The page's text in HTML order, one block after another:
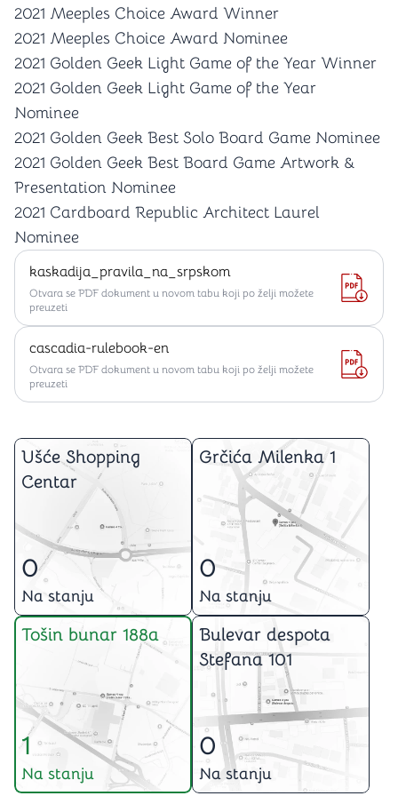
2021 Meeples Choice Award Winner
2021 Meeples Choice Award Nominee
2021 Golden Geek Light Game of the Year Winner
2021 Golden Geek Light Game of the Year
Nominee
2021 Golden Geek Best Solo Board Game Nominee
2021 Golden Geek Best Board Game Artwork &
Presentation Nominee
2021 Cardboard Republic Architect Laurel
Nominee
kaskadija_pravila_na_srpskom
Otvara se PDF dokument u novom tabu koji po želji možete
preuzeti
cascadia-rulebook-en
Otvara se PDF dokument u novom tabu koji po želji možete
preuzeti
Ušće Shopping
Centar
0
Na stanju
Grčića Milenka 1
0
Na stanju
Tošin bunar 188a
1
Na stanju
Bulevar despota
Stefana 101
0
Na stanju